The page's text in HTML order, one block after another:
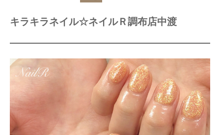
キラキラネイル☆ネイルＲ調布店中渡